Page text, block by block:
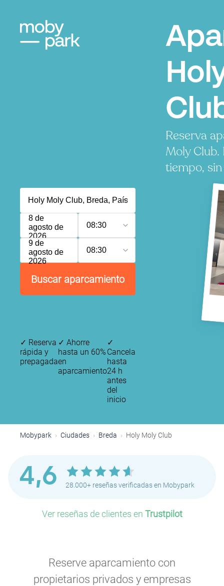
Reserva
Moly Club.
tiempo,
8 de
agosto de
2026
08:30
9 de
agosto de
2026
08:30
Buscar aparcamiento
✓ Reserva
rápida y
prepagada
✓ Ahorre
hasta un 60%
en
aparcamiento
✓
Cancela
hasta
24 h
antes
del
inicio
Mobypark Ciudades Breda Holy Moly Club
4,6 28.000+ reseñas verificadas en Mobypark
Ver reseñas de clientes en Trustpilot
Reserve aparcamiento con
propietarios privados y empresas